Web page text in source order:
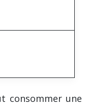
consommer une